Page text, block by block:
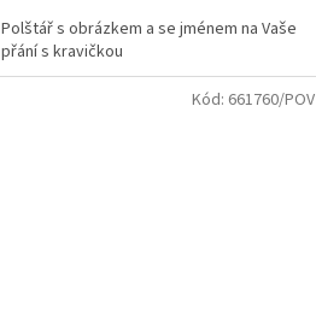
Polštář s obrázkem a se jménem na Vaše
přání s kravičkou
Kód: 661760/POV